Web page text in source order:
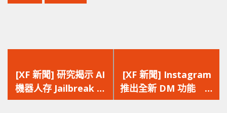
一
篇
文
[XF 新聞] 研究揭示 AI
機器人存 Jailbreak 風
險 可成為致命武器執
一
篇
文
[XF 新聞] Instagram
推出全新 DM 功能 包
含即時位置共享及暱稱